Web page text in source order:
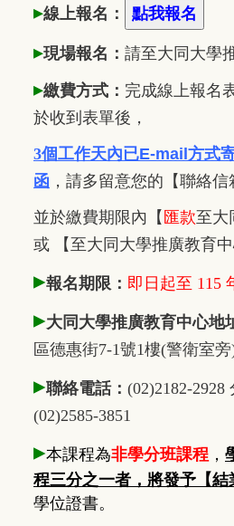
▸線上報名：
▸現場報名： 請至大同大學
▸繳費方式： 完成線上報名
於收到表單後，
3個工作天內已E-mail方式
函 ， 請多留意您的【聯絡信
並於繳費期限內 【 匯款至大
或 【至大同大學推廣教育
▸報名期限： 即日起至 115
▸大同大學推廣教育中心地
區德惠街7-1號1樓(警衛室
▸聯絡電話： (02)2182-2928
(02)2585-3851
▸本課程為非學分班課程 ，
程三分之一者，將發予【結
學位證書。